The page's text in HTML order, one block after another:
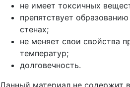
не имеет токсичных
препятствует
стенах;
не меняет свои свойства
температур;
долговечность.
Данный материал не содержит